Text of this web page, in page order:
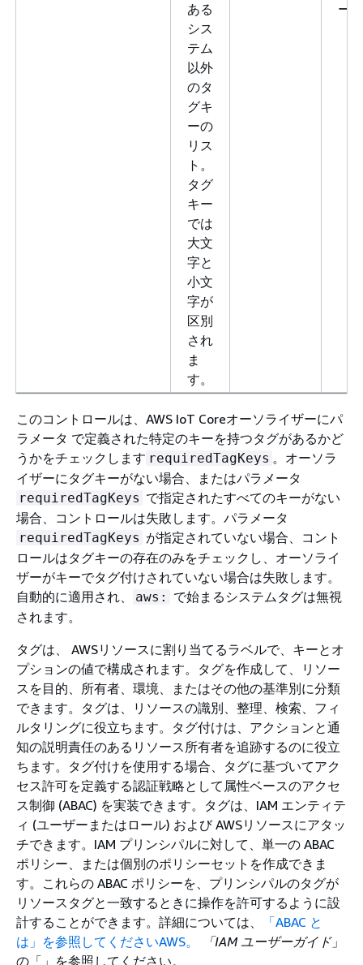
ある
シス
テム
以外
のタ
グキ
ーの
リス
ト。
タグ
キー
では
大文
字と
小文
字が
区別
され
ま
す。
ー。
このコントロールは、AWS IoT Coreオーソライザーにパ
ラメータ で定義された特定のキーを持つタグがあるかど
うかをチェックします requiredTagKeys 。オーソラ
イザーにタグキーがない場合、またはパラメータ
requiredTagKeys で指定されたすべてのキーがない
場合、コントロールは失敗します。パラメータ
requiredTagKeys が指定されていない場合、コント
ロールはタグキーの存在のみをチェックし、オーソライ
ザーがキーでタグ付けされていない場合は失敗します。
自動的に適用され、
aws:
で始まるシステムタグは無視
されます。
タグは、 AWSリソースに割り当てるラベルで、キーとオ
プションの値で構成されます。タグを作成して、リソー
スを目的、所有者、環境、またはその他の基準別に分類
できます。タグは、リソースの識別、整理、検索、フィ
ルタリングに役立ちます。タグ付けは、アクションと通
知の説明責任のあるリソース所有者を追跡するのに役立
ちます。タグ付けを使用する場合、タグに基づいてアク
セス許可を定義する認証戦略として属性ベースのアクセ
ス制御 (ABAC) を実装できます。タグは、IAM エンティテ
ィ (ユーザーまたはロール) および AWSリソースにアタッ
チできます。IAM プリンシパルに対して、単一の ABAC
ポリシー、または個別のポリシーセットを作成できま
す。これらの ABAC ポリシーを、プリンシパルのタグが
リソースタグと一致するときに操作を許可するように設
計することができます。詳細については、
「ABAC と
は」を参照してくださいAWS。
「IAM ユーザーガイド」
の「」を参照してください。